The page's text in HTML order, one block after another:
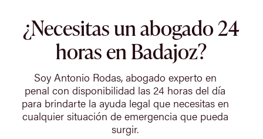
¿Necesitas un abogado 24
horas en Badajoz?
Soy Antonio Rodas, abogado experto en
penal con disponibilidad las 24 horas del día
para brindarte la ayuda legal que necesitas en
cualquier situación de emergencia que pueda
surgir.